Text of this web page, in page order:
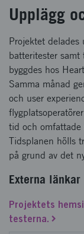
Upplägg
Projektet delades
batteritester
byggdes hos
Samma månad
och user
tid och
Tidsplanen hölls
på grund av det
Externa länkar
Projektets
testerna.